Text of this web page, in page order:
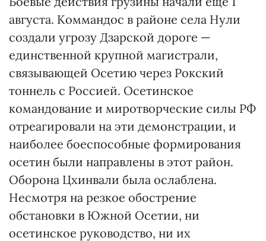
августа. Коммандос в районе села Нули
создали угрозу Дзарской дороге —
единственной крупной магистрали,
связывающей Осетию через Рокский
тоннель с Россией. Осетинское
командование и миротворческие силы РФ
отреагировали на эти демонстрации, и
наиболее боеспособные формирования
осетин были направлены в этот район.
Оборона Цхинвали была ослаблена.
Несмотря на резкое обострение
обстановки в Южной Осетии, ни
осетинское руководство, ни их